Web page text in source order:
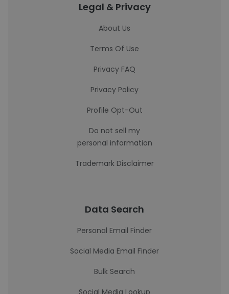
Legal & Privacy
About Us
Terms Of Use
Privacy FAQ
Privacy Policy
Profile Opt-Out
Do not sell my
personal information
Trademark Disclaimer
Data Search
Personal Email Finder
Social Media Email Finder
Bulk Search
Social Media Lookup